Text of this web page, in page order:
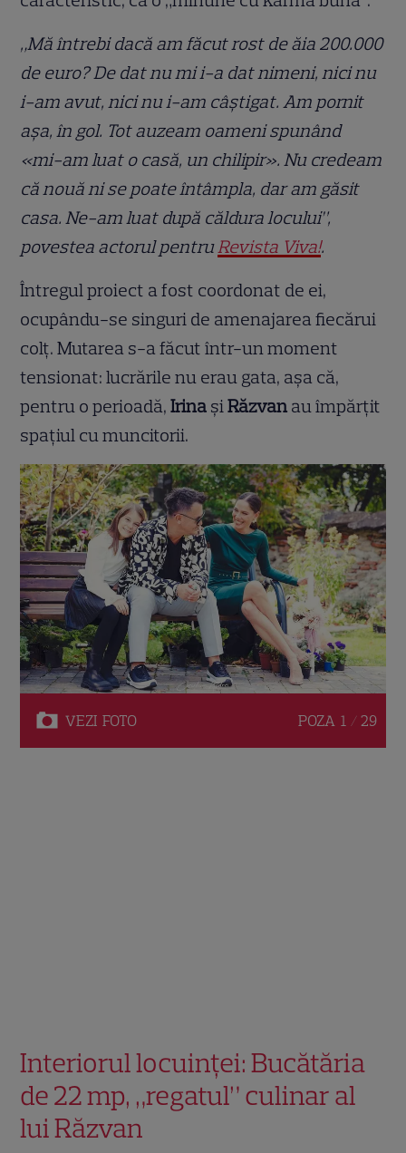
„Mă întrebi dacă am făcut rost de ăia 200.000
de euro? De dat nu mi i-a dat nimeni, nici nu
i-am avut, nici nu i-am câștigat. Am pornit
așa, în gol. Tot auzeam oameni spunând
«mi-am luat o casă, un chilipir». Nu credeam
că nouă ni se poate întâmpla, dar am găsit
casa. Ne-am luat după căldura locului”,
povestea actorul pentruRevista Viva!.
Întregul proiect a fost coordonat de ei,
ocupându-se singuri de amenajarea fiecărui
colț. Mutarea s-a făcut într-un moment
tensionat: lucrările nu erau gata, așa că,
pentru o perioadă,Irina șiRăzvan au împărțit
spațiul cu muncitorii.
VEZI FOTO POZA 1 / 29
Interiorul locuinței: Bucătăria
de 22 mp, „regatul” culinar al
lui Răzvan